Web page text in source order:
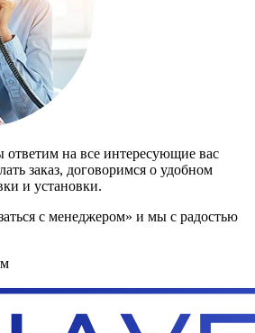
на все интересующие вас
заказ, договоримся о удобном
и установки.
с менеджером» и мы с радостью